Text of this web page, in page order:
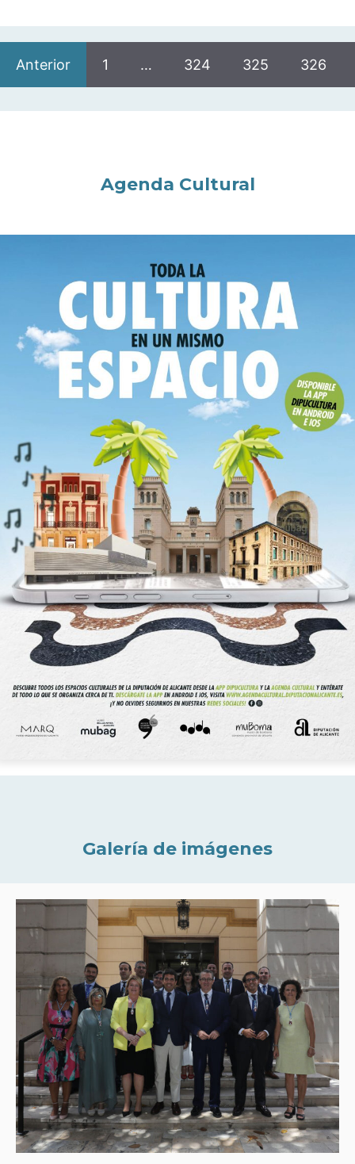
Anterior 1 … 324 325 326
Agenda Cultural
Galería de imágenes